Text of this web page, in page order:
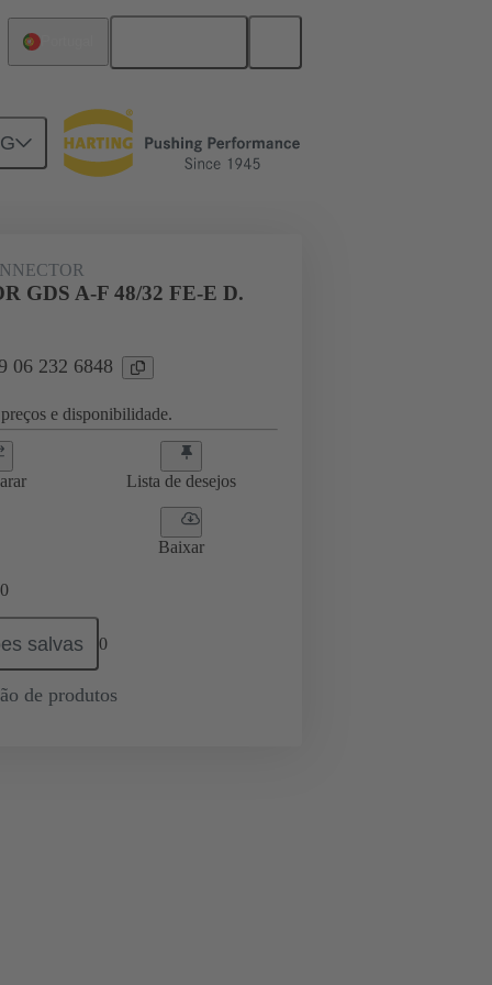
connection 09 06 232 6848
GDS A-F 48/32 FE-E D.
06 232 6848
e disponibilidade.
Lista de desejos
Baixar
0
salvas 0
de produtos